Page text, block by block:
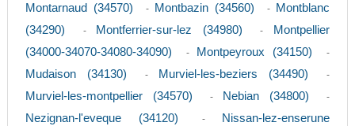
Montarnaud (34570) - Montbazin (34560) -
Montblanc
(34290)
- Montferrier-sur-lez (34980) -
Montpellier
(34000-34070-34080-34090)
- Montpeyroux (34150) -
Mudaison (34130) - Murviel-les-beziers (34490) -
Murviel-les-montpellier (34570) - Nebian (34800) -
Nezignan-l'eveque (34120) -
Nissan-lez-enserune